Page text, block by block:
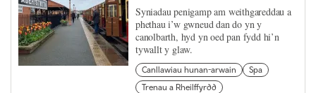
Syniadau penigamp am weithgareddau a
phethau i’w gwneud dan do yn y
canolbarth, hyd yn oed pan fydd hi’n
tywallt y glaw.
Canllawiau hunan-arwain
Spa
Trenau a Rheilffyrdd